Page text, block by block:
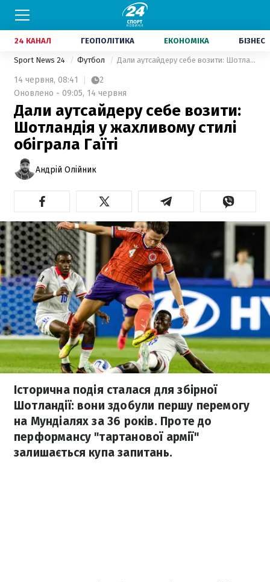
24 КАНАЛ ГЕОПОЛІТИКА ЕКОНОМІКА БІЗНЕС
Sport News 24 Футбол Дали аутсайдеру себе возити: Шотландія у жахливому стилі обіграла Гаїті
14 червня, 08:41
2
Оновлено - 09:05, 14 червня
Дали аутсайдеру себе возити:
Шотландія у жахливому стилі
обіграла Гаїті
Андрій Олійник
Історична подія сталася для збірної
Шотландії: вони здобули першу перемогу
на Мундіалях за 36 років. Проте до
перформансу "тартанової армії"
залишається купа запитань.